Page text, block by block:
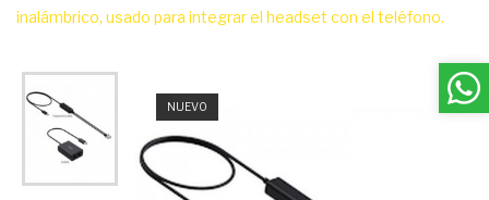
inalámbrico, usado para integrar el headset con el teléfono.
NUEVO